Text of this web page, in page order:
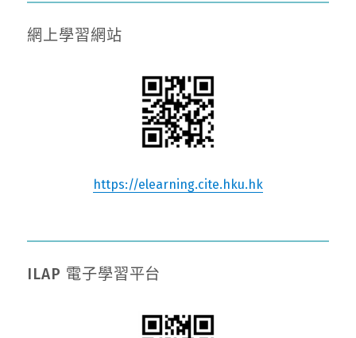
網上學習網站
https://elearning.cite.hku.hk
ILAP 電子學習平台